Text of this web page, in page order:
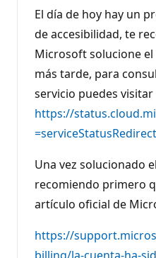
El día de hoy hay un
de accesibilidad, te
Microsoft solucione
más tarde, para
servicio puedes visitar
https://
=serviceStatusRedirect
Una vez solucionado
recomiendo primero
artículo oficial de
https://
billing/la-cuenta-ha-